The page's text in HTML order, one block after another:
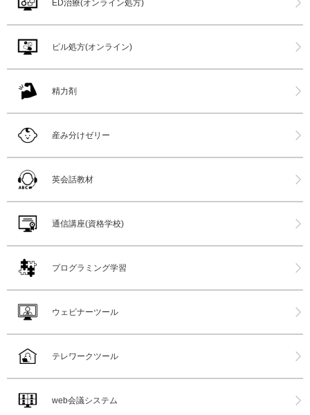
ED治療(オンライン処方)
ピル処方(オンライン)
精力剤
産み分けゼリー
英会話教材
通信講座(資格学校)
プログラミング学習
ウェビナーツール
テレワークツール
web会議システム